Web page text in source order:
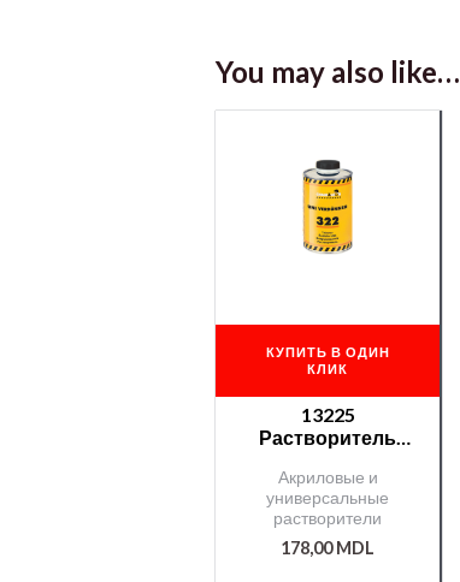
You may also like…
КУПИТЬ В ОДИН
КЛИК
13225
Растворитель
акрилов.
продуктов — 1л.
Акриловые и
универсальные
растворители
178,00MDL